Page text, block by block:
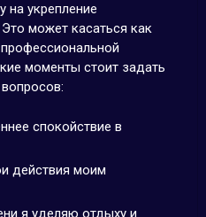
на укрепление
может касаться как
моменты стоит задать
спокойствие в
действия моим
я уделяю отдыху и